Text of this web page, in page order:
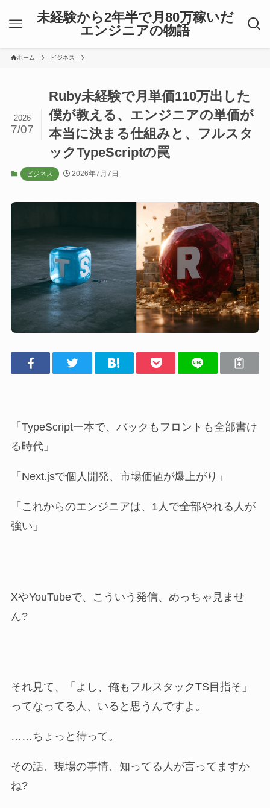
未経験から2年半で月80万稼いだ
エンジニアの物語
ホーム ビジネス
Ruby未経験で月単価110万出した
僕が教える、エンジニアの単価が
本当に決まる仕組みと、フルスタ
ックTypeScriptの罠
2026
7/07
ビジネス 2026年7月7日
「TypeScript一本で、バックもフロントも全部書け
る時代」
「Next.jsで個人開発、市場価値が爆上がり」
「これからのエンジニアは、1人で全部やれる人が
強い」
XやYouTubeで、こういう発信、めっちゃ見ませ
ん?
それ見て、「よし、俺もフルスタックTS目指そ」
ってなってる人、いると思うんですよ。
……ちょっと待って。
その話、現場の事情、知ってる人が言ってますか
ね?